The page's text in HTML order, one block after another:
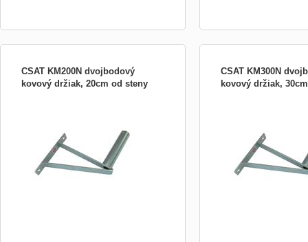
CSAT KM200N dvojbodový
kovový držiak, 20cm od steny
obľúbenej konzolky KM200 odsadenie
(mm) 200 priemer trubky (mm) 32 dĺžka
trubky (mm) 150 otvory pre uchytenie
(mm) 2x O10 rozmery prír
CSAT KM300N
kovový držiak,
obľúbenej konzolky
(mm) 300 priemer trubky
trubky (mm) 150 otvory
(mm) 2x O10 rozmery